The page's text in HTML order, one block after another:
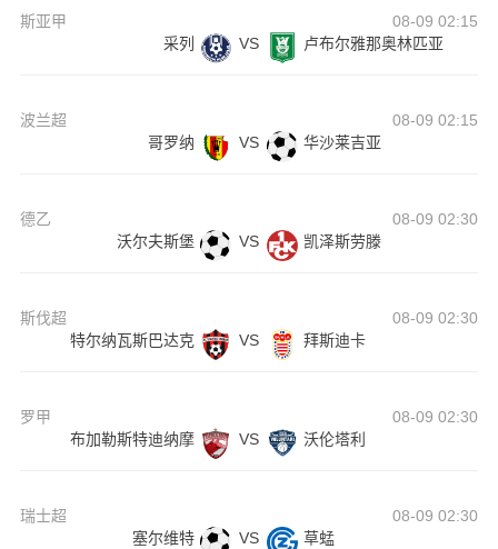
斯亚甲
08-09 02:15
采列
VS 卢布尔雅那奥林匹亚
波兰超
08-09 02:15
哥罗纳
VS 华沙莱吉亚
德乙
08-09 02:30
沃尔夫斯堡
VS 凯泽斯劳滕
斯伐超
08-09 02:30
特尔纳瓦斯巴达克
VS 拜斯迪卡
罗甲
08-09 02:30
布加勒斯特迪纳摩
VS 沃伦塔利
瑞士超
08-09 02:30
塞尔维特
VS 草蜢